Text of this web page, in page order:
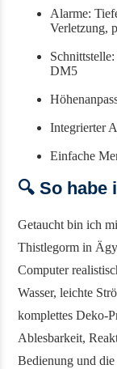
Alarme:
Verletzung,
DM5
Integrierter
Einfache
🔍 So habe
Getaucht bin ich
Thistlegorm in
Computer
Wasser, leichte
komplettes Deko-
Ablesbarkeit,
Bedienung und